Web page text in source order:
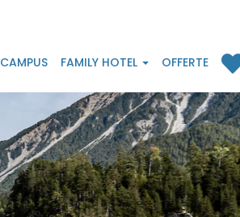
CAMPUS FAMILY HOTEL OFFERTE